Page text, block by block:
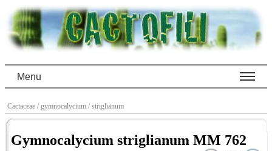
Menu
Cactaceae / gymnocalycium / striglianum
Gymnocalycium striglianum MM 762